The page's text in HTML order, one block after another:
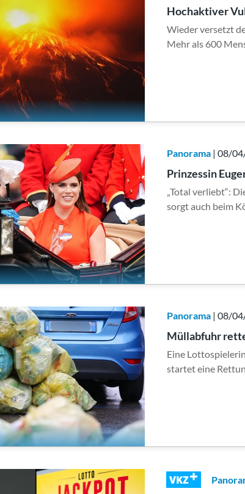
Hochaktiver
Wieder versetzt
Mehr als 600
Panorama | 08/
Prinzessin
„Total verliebt“:
sorgt auch beim
Panorama | 08/
Müllabfuhr
Eine
startet eine
VKZ